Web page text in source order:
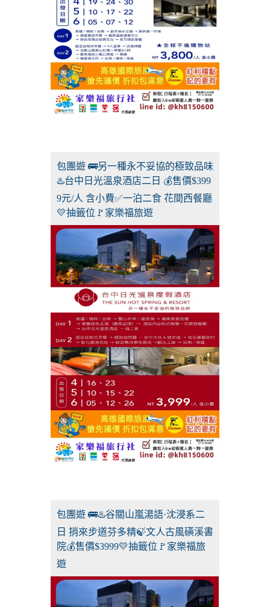
包團遊 🚌另一種永不妥協的極致品味
♨️台中日光溫泉酒店二日 💰售價$399
9元/人 含小費✅一泊二食 花間西餐廳
💛抽籤位🚩家樂福旅遊
包團遊 🚌♨️谷關山嵐湯語·沈浸系二
日 捎來步道芬多精🍃文人古風磺溪書
院💰售價$3999💛抽籤位🚩家樂福旅
遊